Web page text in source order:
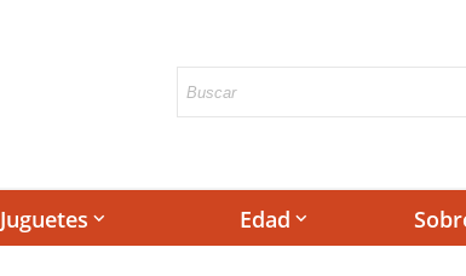
Juguetes keyboard_arrow_down Edad keyboard_arrow_down